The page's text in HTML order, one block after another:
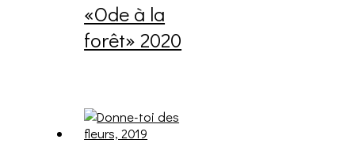
«Ode à la
forêt» 2020